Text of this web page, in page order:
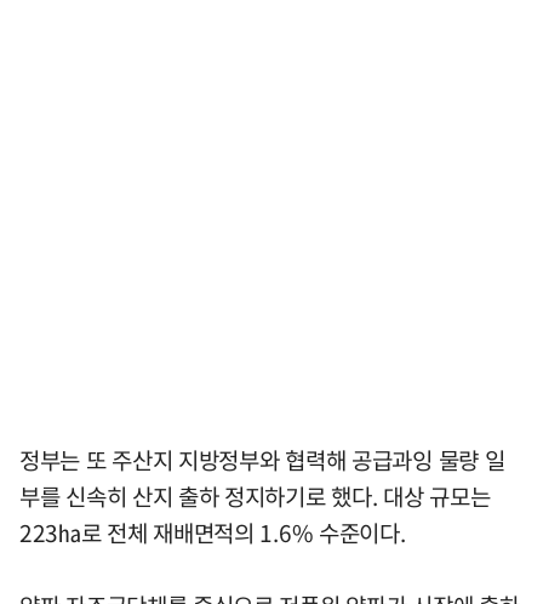
정부는 또 주산지 지방정부와 협력해 공급과잉 물량 일
부를 신속히 산지 출하 정지하기로 했다. 대상 규모는
223㏊로 전체 재배면적의 1.6% 수준이다.